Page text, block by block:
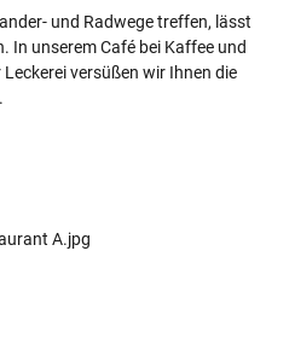
und Radwege treffen, lässt
In unserem Café bei Kaffee und
versüßen wir Ihnen die
A.jpg